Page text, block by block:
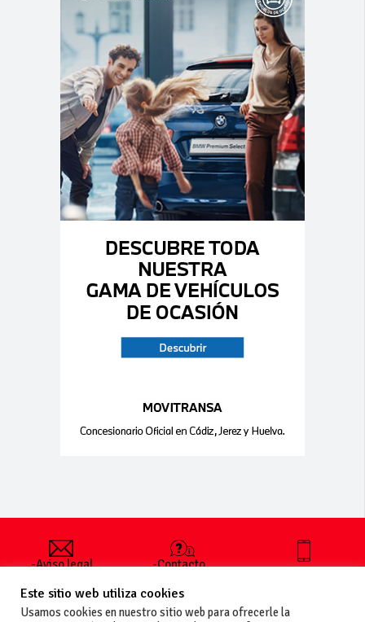
-Aviso legal
generales
de uso
-Contacto
publicar un
anuncio
+34 627 35
Este sitio web utiliza cookies
Usamos cookies en nuestro sitio web para ofrecerle la